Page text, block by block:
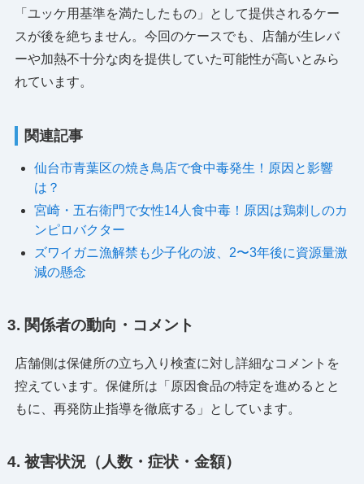
「ユッケ用基準を満たしたもの」として提供されるケー
スが後を絶ちません。今回のケースでも、店舗が生レバ
ーや加熱不十分な肉を提供していた可能性が高いとみら
れています。
関連記事
仙台市青葉区の焼き鳥店で食中毒発生！原因と影響
は？
宮崎・五右衛門で女性14人食中毒！原因は鶏刺しのカ
ンピロバクター
ズワイガニ漁解禁も少子化の波、2〜3年後に資源量激
減の懸念
3. 関係者の動向・コメント
店舗側は保健所の立ち入り検査に対し詳細なコメントを
控えています。保健所は「原因食品の特定を進めるとと
もに、再発防止指導を徹底する」としています。
4. 被害状況（人数・症状・金額）